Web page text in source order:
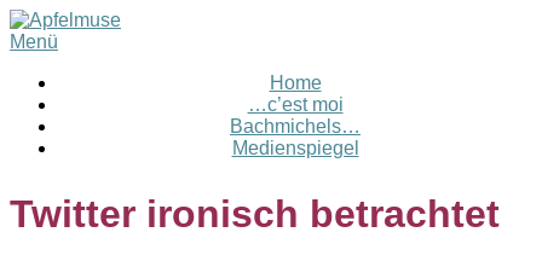
Menü
Home
…c’est moi
Bachmichels…
Medienspiegel
Twitter ironisch betrachtet